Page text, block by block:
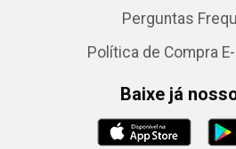
Perguntas
Política de Compra
Baixe já